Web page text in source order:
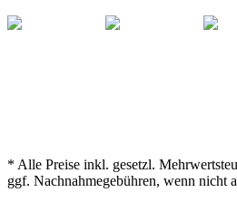
* Alle Preise inkl. gesetzl.
ggf. Nachnahmegebühren, wenn nicht